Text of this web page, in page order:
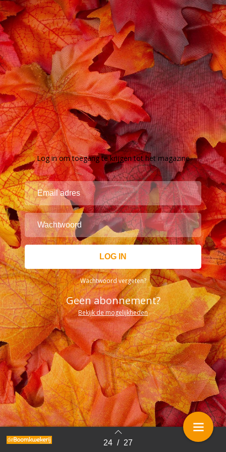
Terug naar overzicht 24 / 27
Log in om toegang te krijgen tot het magazine
Wachtwoord vergeten?
Geen abonnement?
Bekijk de mogelijkheden